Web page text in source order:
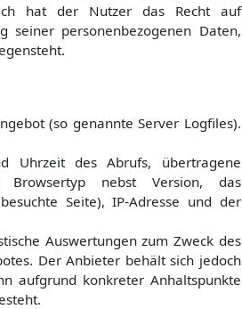
hat der Nutzer das Recht auf
seiner personenbezogenen Daten,
(so genannte Server Logfiles).
Uhrzeit des Abrufs, übertragene
Browsertyp nebst Version, das
Seite), IP-Adresse und der
Auswertungen zum Zweck des
Der Anbieter behält sich jedoch
aufgrund konkreter Anhaltspunkte